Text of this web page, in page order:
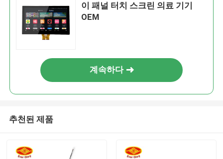
이 패널 터치 스크린 의료 기기
OEM
계속하다
추천된 제품